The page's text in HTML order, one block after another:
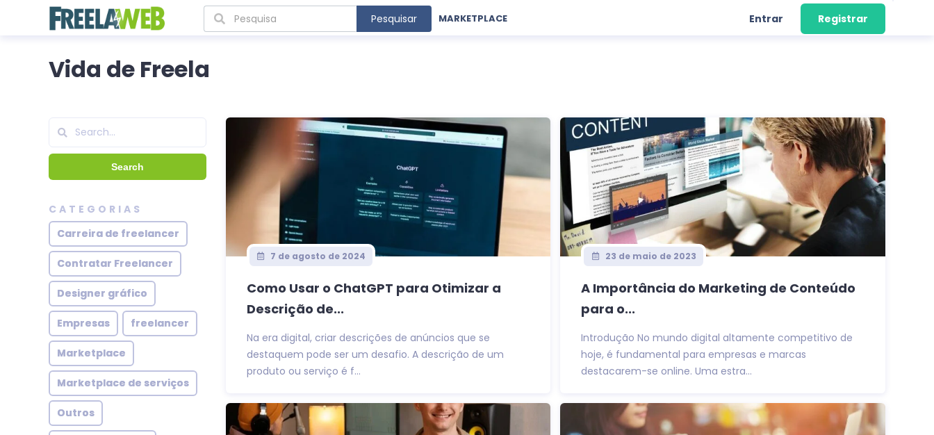
Pesquisar MARKETPLACE Entrar Registrar
Vida de Freela
CATEGORIAS
Carreira de freelancer
Contratar Freelancer
Designer gráfico
Empresas freelancer
Marketplace
Marketplace de serviços
Outros
7 de agosto de 2024
Como Usar o ChatGPT para Otimizar a
Descrição de...
Na era digital, criar descrições de anúncios que se
destaquem pode ser um desafio. A descrição de um
produto ou serviço é f...
23 de maio de 2023
A Importância do Marketing de Conteúdo
para o...
Introdução No mundo digital altamente competitivo de
hoje, é fundamental para empresas e marcas
destacarem-se online. Uma estra...